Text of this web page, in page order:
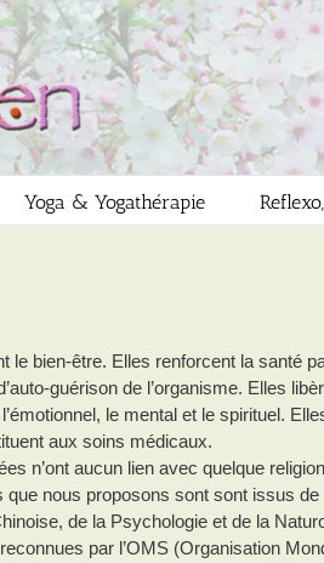
Yoga & Yogathérapie
le bien-être. Elles renforcent la santé
guérison de l’organisme. Elles
le mental et le spirituel.
aux soins médicaux.
n’ont aucun lien avec quelque
nous proposons sont sont issus
de la Psychologie et de la
par l’OMS (Organisation